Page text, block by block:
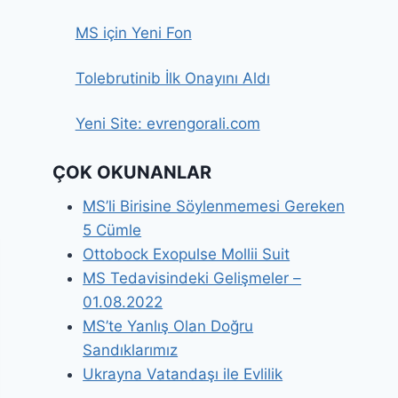
MS için Yeni Fon
Tolebrutinib İlk Onayını Aldı
Yeni Site: evrengorali.com
ÇOK OKUNANLAR
MS’li Birisine Söylenmemesi Gereken
5 Cümle
Ottobock Exopulse Mollii Suit
MS Tedavisindeki Gelişmeler –
01.08.2022
MS’te Yanlış Olan Doğru
Sandıklarımız
Ukrayna Vatandaşı ile Evlilik